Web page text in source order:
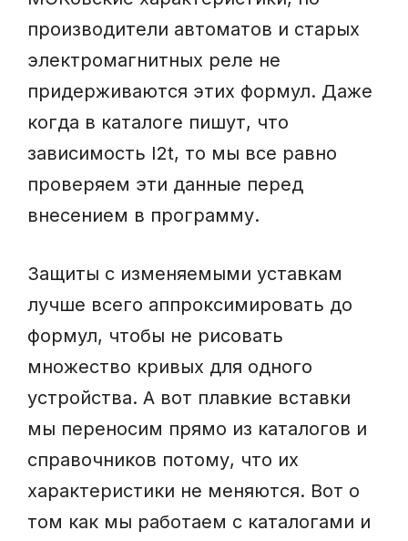
производители автоматов и старых
электромагнитных реле не
придерживаются этих формул. Даже
когда в каталоге пишут, что
зависимость I2t, то мы все равно
проверяем эти данные перед
внесением в программу.
Защиты с изменяемыми уставкам
лучше всего аппроксимировать до
формул, чтобы не рисовать
множество кривых для одного
устройства. А вот плавкие вставки
мы переносим прямо из каталогов и
справочников потому, что их
характеристики не меняются. Вот о
том как мы работаем с каталогами и